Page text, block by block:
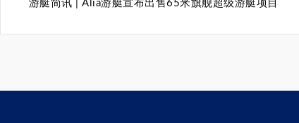
游艇简讯 | Alia游艇宣布出售65米旗舰超级游艇项目